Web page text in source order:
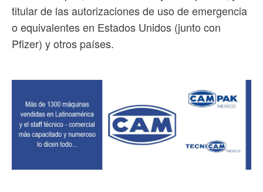
titular de las autorizaciones de uso de emergencia
o equivalentes en Estados Unidos (junto con
Pfizer) y otros países.